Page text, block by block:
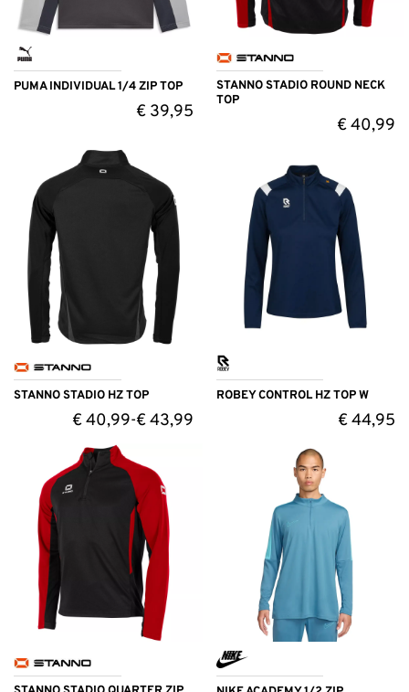
PUMA INDIVIDUAL 1/4 ZIP TOP
€39,95
STANNO STADIO ROUND NECK
TOP
€40,99
STANNO STADIO HZ TOP
€40,99-€43,99
ROBEY CONTROL HZ TOP W
€44,95